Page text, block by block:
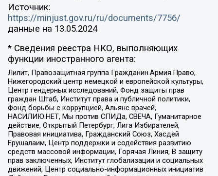
Источник:
https://minjust.gov.ru/ru/documents/7756/
данные на 13.05.2024
* Сведения реестра НКО, выполняющих
функции иностранного агента:
Лилит, Правозащитная группа Гражданин.Армия.Право,
Нижегородский центр немецкой и европейской культуры,
Центр гендерных исследований, Фонд защиты прав
граждан Штаб, Институт права и публичной политики,
Фонд борьбы с коррупцией, Альянс врачей,
НАСИЛИЮ.НЕТ, Мы против СПИДа, СВЕЧА, Гуманитарное
действие, Открытый Петербург, Лига Избирателей,
Правовая инициатива, Гражданский Союз, Хасдей
Ерушалаим, Центр поддержки и содействия развитию
средств массовой информации, Горячая Линия, В защиту
прав заключенных, Институт глобализации и социальных
движений, Центр социально-информационных инициатив